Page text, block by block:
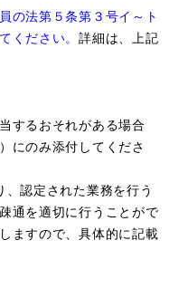
の法第５条第３号イ～ト
ください。詳細は、上記
するおそれがある場合
にのみ添付してくださ
認定された業務を行う
通を適切に行うことがで
ますので、具体的に記載